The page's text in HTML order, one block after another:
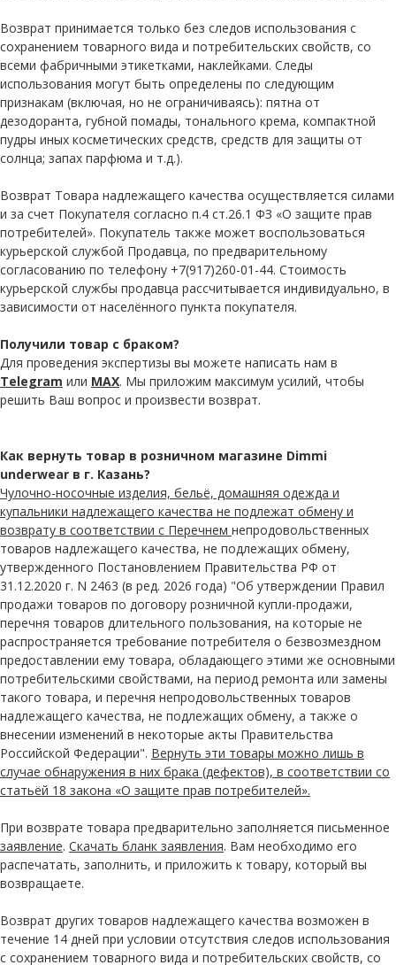
Возврат принимается только без следов использования с
сохранением товарного вида и потребительских свойств, со
всеми фабричными этикетками, наклейками. Следы
использования могут быть определены по следующим
признакам (включая, но не ограничиваясь): пятна от
дезодоранта, губной помады, тонального крема, компактной
пудры иных косметических средств, средств для защиты от
солнца; запах парфюма и т.д.).
Возврат Товара надлежащего качества осуществляется силами
и за счет Покупателя согласно п.4 ст.26.1 ФЗ «О защите прав
потребителей». Покупатель также может воспользоваться
курьерской службой Продавца, по предварительному
согласованию по телефону +7(917)260-01-44. Стоимость
курьерской службы продавца рассчитывается индивидуально, в
зависимости от населённого пункта покупателя.
Получили товар с браком?
Для проведения экспертизы вы можете написать нам в
Telegram или MAX. Мы приложим максимум усилий, чтобы
решить Ваш вопрос и произвести возврат.
Как вернуть товар в розничном магазине Dimmi
underwear в г. Казань?
Чулочно-носочные изделия, бельё, домашняя одежда и
купальники надлежащего качества не подлежат обмену и
возврату в соответствии с Перечнем непродовольственных
товаров надлежащего качества, не подлежащих обмену,
утвержденного Постановлением Правительства РФ от
31.12.2020 г. N 2463 (в ред. 2026 года) "Об утверждении Правил
продажи товаров по договору розничной купли-продажи,
перечня товаров длительного пользования, на которые не
распространяется требование потребителя о безвозмездном
предоставлении ему товара, обладающего этими же основными
потребительскими свойствами, на период ремонта или замены
такого товара, и перечня непродовольственных товаров
надлежащего качества, не подлежащих обмену, а также о
внесении изменений в некоторые акты Правительства
Российской Федерации". Вернуть эти товары можно лишь в
случае обнаружения в них брака (дефектов), в соответствии со
статьёй 18 закона «О защите прав потребителей».
При возврате товара предварительно заполняется письменное
заявление. Скачать бланк заявления. Вам необходимо его
распечатать, заполнить, и приложить к товару, который вы
возвращаете.
Возврат других товаров надлежащего качества возможен в
течение 14 дней при условии отсутствия следов использования
с сохранением товарного вида и потребительских свойств, со